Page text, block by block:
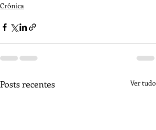
Crônica
Posts recentes Ver tudo